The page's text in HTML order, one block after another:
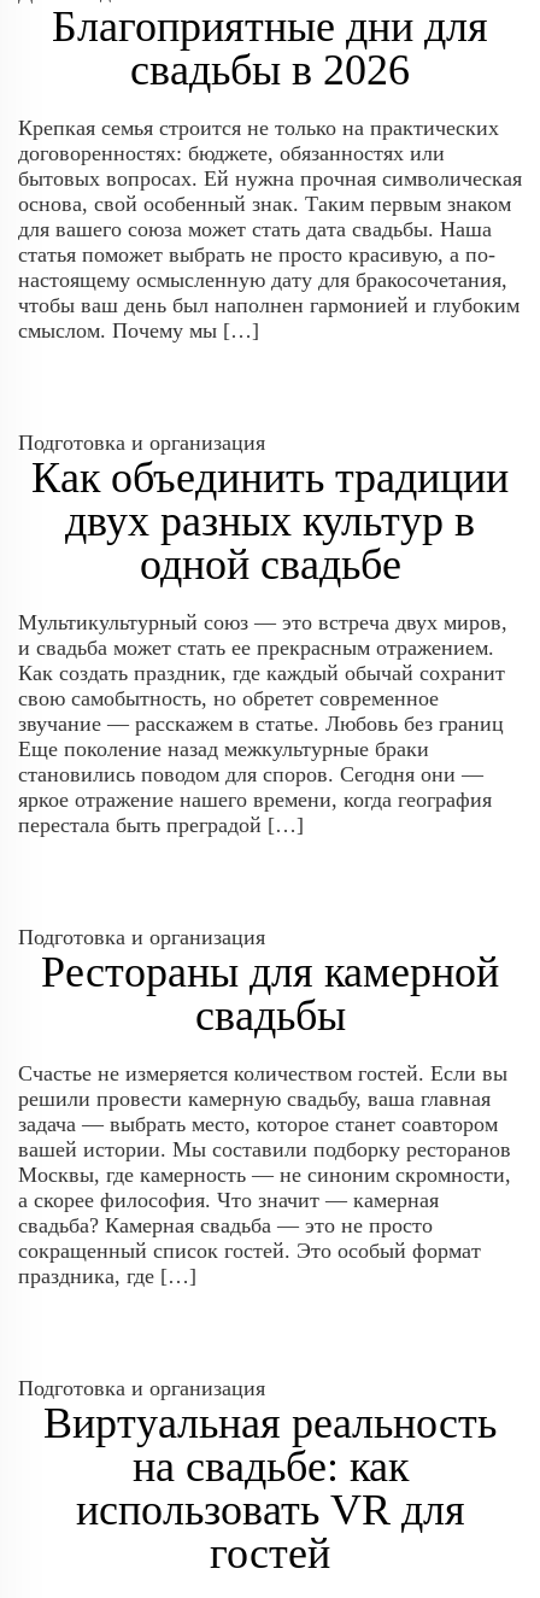
Благоприятные дни для
свадьбы в 2026
Крепкая семья строится не только на практических
договоренностях: бюджете, обязанностях или
бытовых вопросах. Ей нужна прочная символическая
основа, свой особенный знак. Таким первым знаком
для вашего союза может стать дата свадьбы. Наша
статья поможет выбрать не просто красивую, а по-
настоящему осмысленную дату для бракосочетания,
чтобы ваш день был наполнен гармонией и глубоким
смыслом. Почему мы […]
Подготовка и организация
Как объединить традиции
двух разных культур в
одной свадьбе
Мультикультурный союз — это встреча двух миров,
и свадьба может стать ее прекрасным отражением.
Как создать праздник, где каждый обычай сохранит
свою самобытность, но обретет современное
звучание — расскажем в статье. Любовь без границ
Еще поколение назад межкультурные браки
становились поводом для споров. Сегодня они —
яркое отражение нашего времени, когда география
перестала быть преградой […]
Подготовка и организация
Рестораны для камерной
свадьбы
Счастье не измеряется количеством гостей. Если вы
решили провести камерную свадьбу, ваша главная
задача — выбрать место, которое станет соавтором
вашей истории. Мы составили подборку ресторанов
Москвы, где камерность — не синоним скромности,
а скорее философия. Что значит — камерная
свадьба? Камерная свадьба — это не просто
сокращенный список гостей. Это особый формат
праздника, где […]
Подготовка и организация
Виртуальная реальность
на свадьбе: как
использовать VR для
гостей